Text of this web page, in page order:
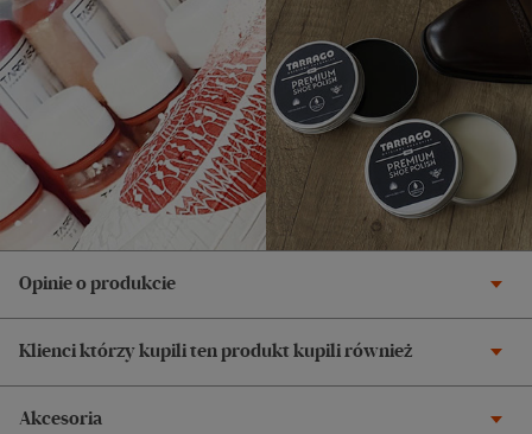
Opinie o produkcie
Klienci którzy kupili ten produkt kupili również
Akcesoria